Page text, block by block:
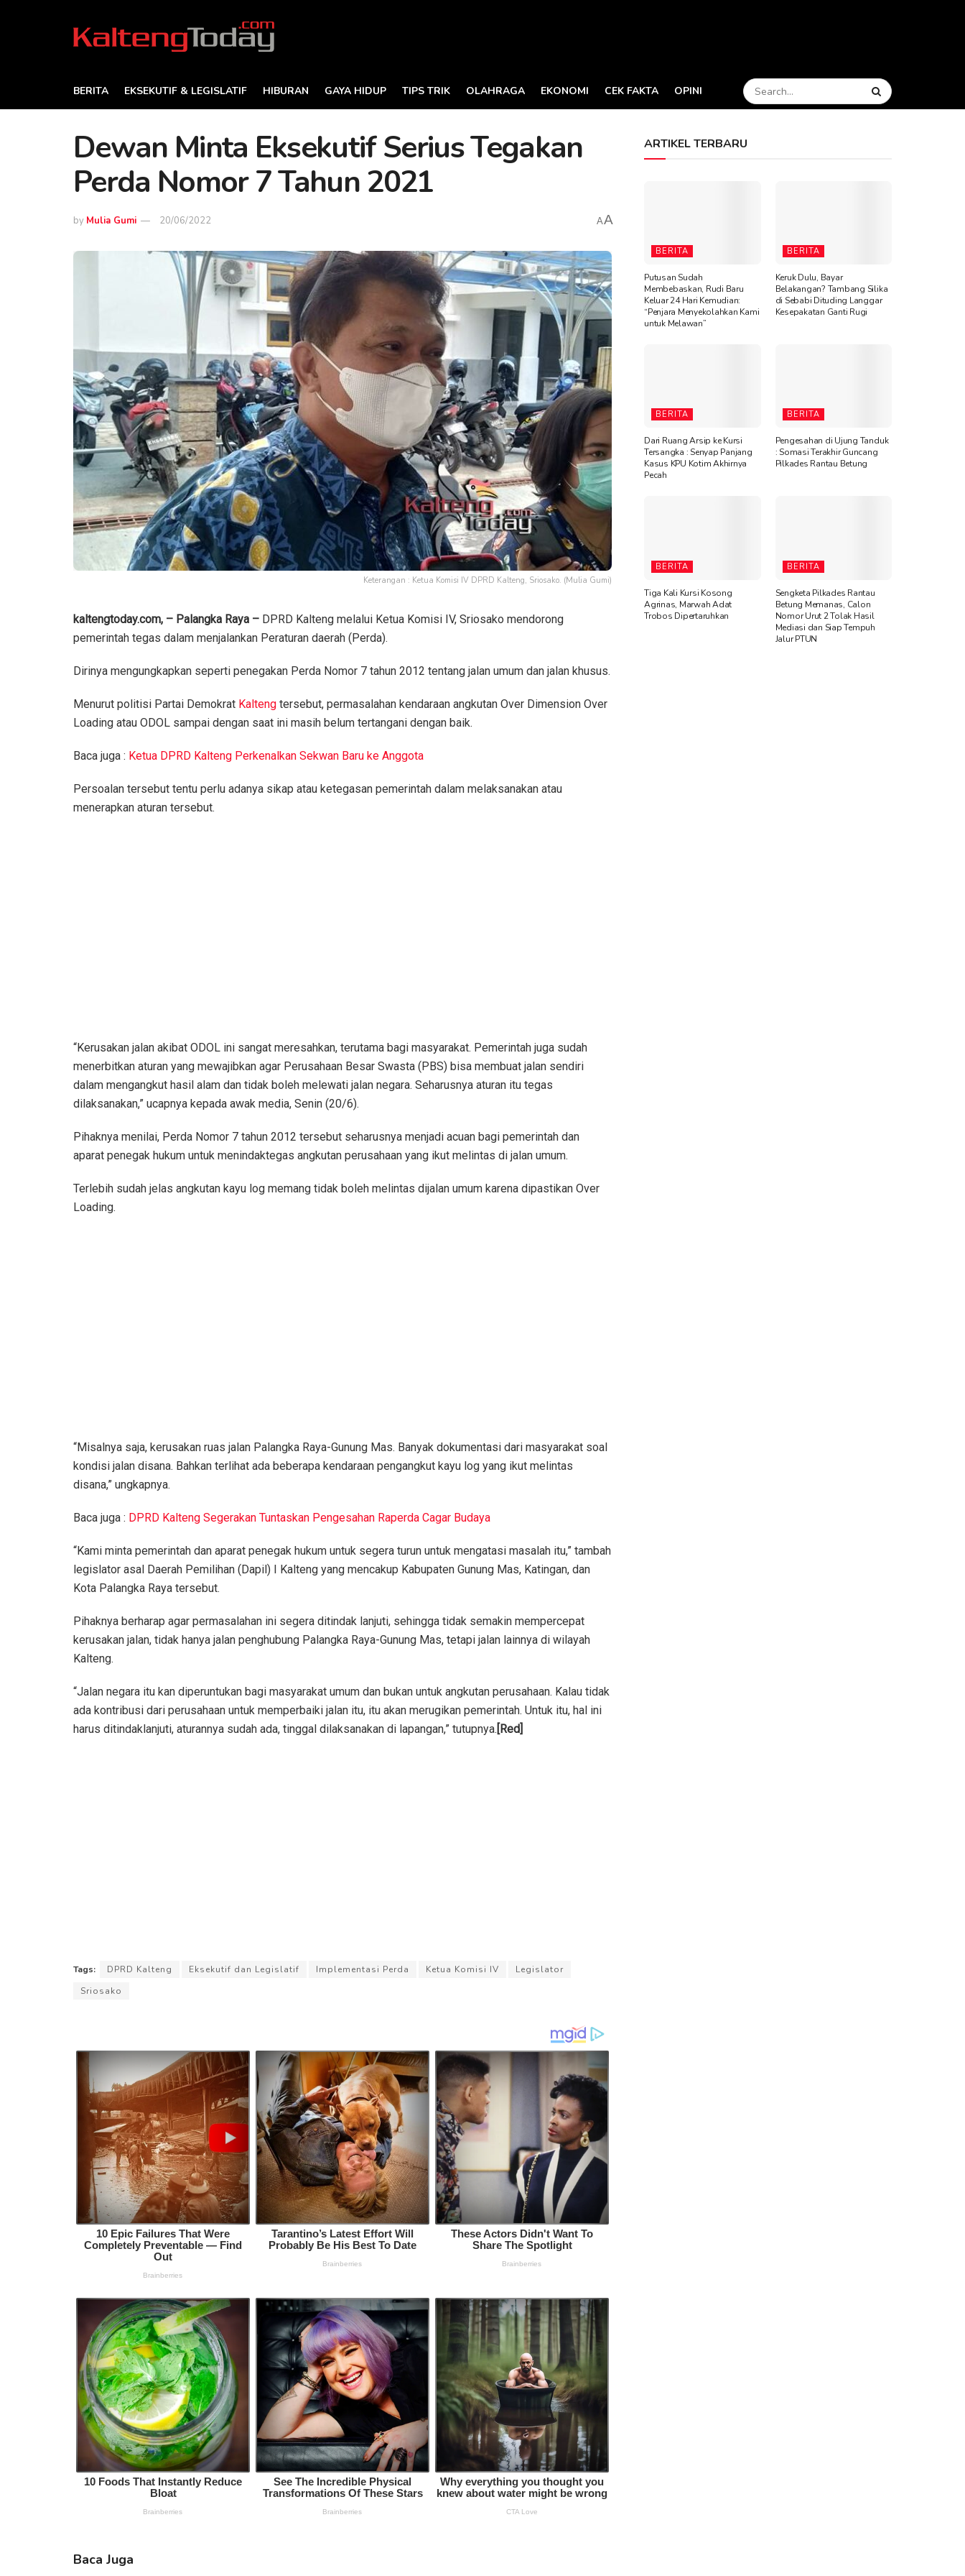
BERITA EKSEKUTIF & LEGISLATIF HIBURAN GAYA HIDUP TIPS TRIK OLAHRAGA EKONOMI CEK FAKTA OPINI
Dewan Minta Eksekutif Serius Tegakan
Perda Nomor 7 Tahun 2021
by Mulia Gumi 20/06/2022 AA
Keterangan : Ketua Komisi IV DPRD Kalteng, Sriosako. (Mulia Gumi)
kaltengtoday.com, – Palangka Raya – DPRD Kalteng melalui Ketua Komisi IV, Sriosako mendorong
pemerintah tegas dalam menjalankan Peraturan daerah (Perda).
Dirinya mengungkapkan seperti penegakan Perda Nomor 7 tahun 2012 tentang jalan umum dan jalan khusus.
Menurut politisi Partai Demokrat Kalteng tersebut, permasalahan kendaraan angkutan Over Dimension Over
Loading atau ODOL sampai dengan saat ini masih belum tertangani dengan baik.
Baca juga : Ketua DPRD Kalteng Perkenalkan Sekwan Baru ke Anggota
Persoalan tersebut tentu perlu adanya sikap atau ketegasan pemerintah dalam melaksanakan atau
menerapkan aturan tersebut.
“Kerusakan jalan akibat ODOL ini sangat meresahkan, terutama bagi masyarakat. Pemerintah juga sudah
menerbitkan aturan yang mewajibkan agar Perusahaan Besar Swasta (PBS) bisa membuat jalan sendiri
dalam mengangkut hasil alam dan tidak boleh melewati jalan negara. Seharusnya aturan itu tegas
dilaksanakan,” ucapnya kepada awak media, Senin (20/6).
Pihaknya menilai, Perda Nomor 7 tahun 2012 tersebut seharusnya menjadi acuan bagi pemerintah dan
aparat penegak hukum untuk menindaktegas angkutan perusahaan yang ikut melintas di jalan umum.
Terlebih sudah jelas angkutan kayu log memang tidak boleh melintas dijalan umum karena dipastikan Over
Loading.
“Misalnya saja, kerusakan ruas jalan Palangka Raya-Gunung Mas. Banyak dokumentasi dari masyarakat soal
kondisi jalan disana. Bahkan terlihat ada beberapa kendaraan pengangkut kayu log yang ikut melintas
disana,” ungkapnya.
Baca juga : DPRD Kalteng Segerakan Tuntaskan Pengesahan Raperda Cagar Budaya
“Kami minta pemerintah dan aparat penegak hukum untuk segera turun untuk mengatasi masalah itu,” tambah
legislator asal Daerah Pemilihan (Dapil) I Kalteng yang mencakup Kabupaten Gunung Mas, Katingan, dan
Kota Palangka Raya tersebut.
Pihaknya berharap agar permasalahan ini segera ditindak lanjuti, sehingga tidak semakin mempercepat
kerusakan jalan, tidak hanya jalan penghubung Palangka Raya-Gunung Mas, tetapi jalan lainnya di wilayah
Kalteng.
“Jalan negara itu kan diperuntukan bagi masyarakat umum dan bukan untuk angkutan perusahaan. Kalau tidak
ada kontribusi dari perusahaan untuk memperbaiki jalan itu, itu akan merugikan pemerintah. Untuk itu, hal ini
harus ditindaklanjuti, aturannya sudah ada, tinggal dilaksanakan di lapangan,” tutupnya. [Red]
Tags: DPRD Kalteng Eksekutif dan Legislatif Implementasi Perda Ketua Komisi IV
Legislator
Sriosako
Baca Juga
ARTIKEL TERBARU
BERITA
Putusan Sudah
Membebaskan, Rudi Baru
Keluar 24 Hari Kemudian:
“Penjara Menyekolahkan Kami
untuk Melawan”
BERITA
Keruk Dulu, Bayar
Belakangan? Tambang Silika
di Sebabi Dituding Langgar
Kesepakatan Ganti Rugi
BERITA
Dari Ruang Arsip ke Kursi
Tersangka : Senyap Panjang
Kasus KPU Kotim Akhirnya
Pecah
BERITA
Pengesahan di Ujung Tanduk
: Somasi Terakhir Guncang
Pilkades Rantau Betung
BERITA
Tiga Kali Kursi Kosong
Agrinas, Marwah Adat
Trobos Dipertaruhkan
BERITA
Sengketa Pilkades Rantau
Betung Memanas, Calon
Nomor Urut 2 Tolak Hasil
Mediasi dan Siap Tempuh
Jalur PTUN